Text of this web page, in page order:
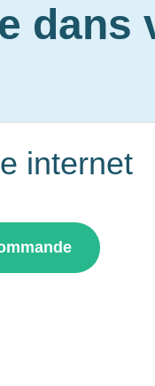
dans
internet